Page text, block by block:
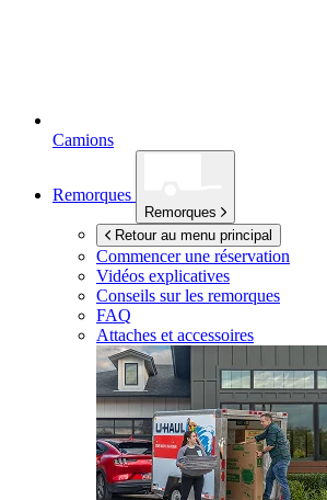
Camions
Remorques
Remorques
Retour au menu principal
Commencer une réservation
Vidéos explicatives
Conseils sur les remorques
FAQ
Attaches et accessoires